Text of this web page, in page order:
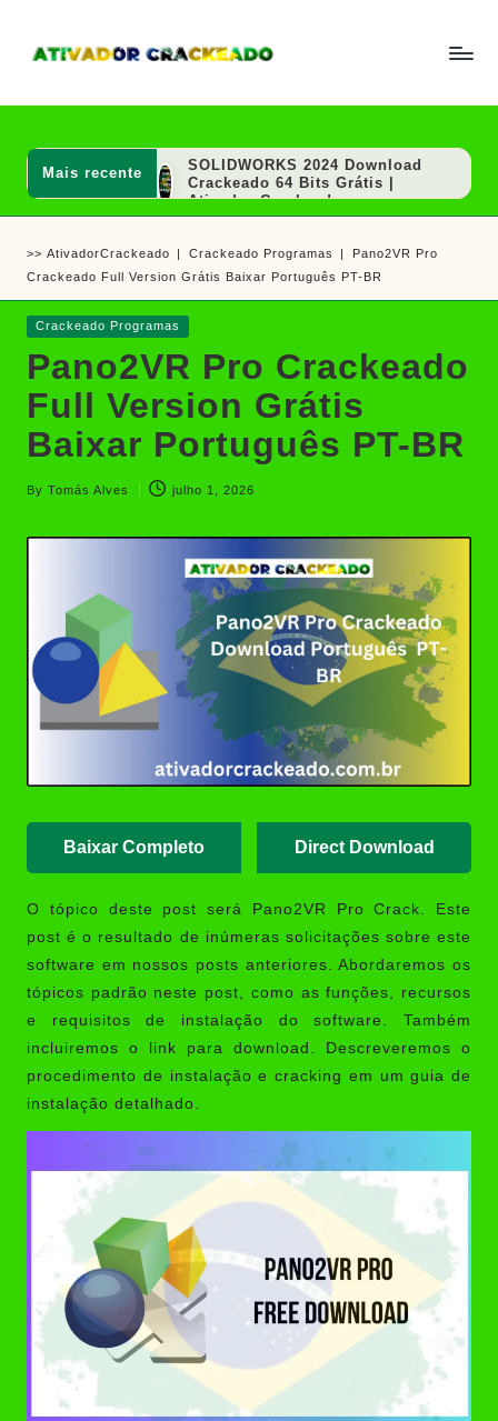
content
ti
a
d
r
e
r
a
k
e
a
d
o
completo
sobre
e
software
jogos
Mais recente
SOLIDWORKS 2024 Download
Crackeado 64 Bits Grátis |
Ativador Crackeado
AutoCAD 2020 Download
Grátis | Ativador Crackeado
MAGIX VEGAS Pro Crackeado
Download Português PT-BR
SOLIDWORKS 2020 Download
Crackeado 64 Bits Grátis |
Ativador Crackeado
Sony Vegas Pro Crackeado
Download Português PT-BR
PGWare SuperRam Download
Grátis + Licença/Serial |
Ativador Crackeado
Bits Português
Crackeado + Chave de Licença |
Ativador Crackeado
XD-AntiSpy 4.13.0 Crackeado
Download Português PT-BR
Ativador Windows 7 Download
Grátis: Windows Loader & Re-
Loader | Ativador Crackeado
>> AtivadorCrackeado | Crackeado Programas |
Pano2VR Pro
Crackeado Full Version Grátis Baixar Português PT-BR
Posted
Crackeado Programas
Pano2VR Pro Crackeado
Full Version Grátis
Baixar Português PT-BR
Posted
By Tomás Alves julho 1, 2026
Baixar Completo Direct Download
O tópico deste post será Pano2VR Pro Crack . Este
post é o resultado de inúmeras solicitações sobre este
software em nossos posts anteriores. Abordaremos os
tópicos padrão neste post, como as funções, recursos
e requisitos de instalação do software. Também
incluiremos o link para download. Descreveremos o
procedimento de instalação e cracking em um guia de
instalação detalhado.